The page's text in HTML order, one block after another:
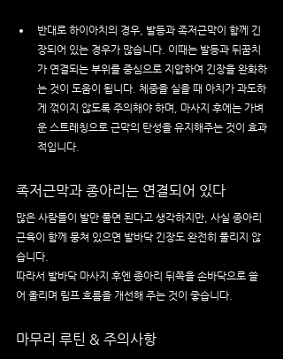
반대로 하이아치의 경우, 발등과 족저근막이 함께 긴
장되어 있는 경우가 많습니다. 이때는 발등과 뒤꿈치
가 연결되는 부위를 중심으로 지압하여 긴장을 완화하
는 것이 도움이 됩니다. 체중을 실을 때 아치가 과도하
게 꺾이지 않도록 주의해야 하며, 마사지 후에는 가벼
운 스트레칭으로 근막의 탄성을 유지해주는 것이 효과
적입니다.
족저근막과 종아리는 연결되어 있다
많은 사람들이 발만 풀면 된다고 생각하지만, 사실 종아리
근육이 함께 뭉쳐 있으면 발바닥 긴장도 완전히 풀리지 않
습니다.
따라서 발바닥 마사지 후엔 종아리 뒤쪽을 손바닥으로 쓸
어 올리며 림프 흐름을 개선해 주는 것이 좋습니다.
마무리 루틴 & 주의사항